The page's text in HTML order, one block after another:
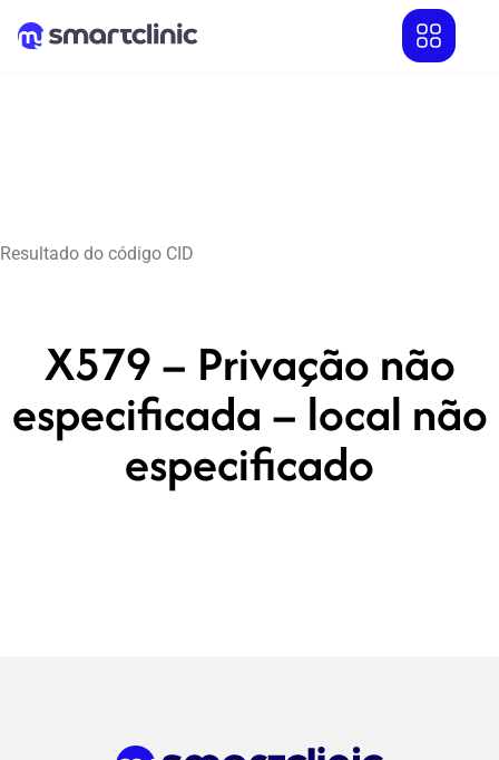
Resultado do código CID
X579 – Privação não
especificada – local não
especificado